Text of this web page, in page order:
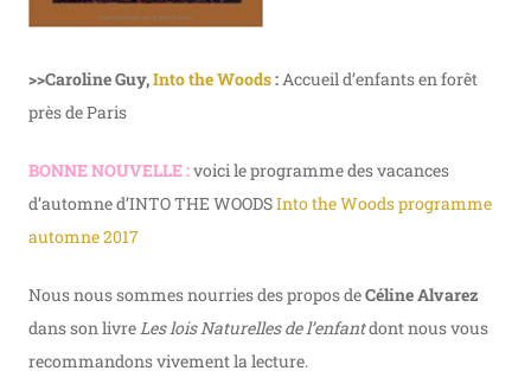
>>Caroline Guy,Into the Woods:Accueil d’enfants en forêt
près de Paris
BONNE NOUVELLE :voici le programme des vacances
d’automne d’INTO THE WOODSInto the Woods programme
automne 2017
Nous nous sommes nourries des propos deCéline Alvarez
dans son livreLes lois Naturelles de l’enfantdont nous vous
recommandons vivement la lecture.